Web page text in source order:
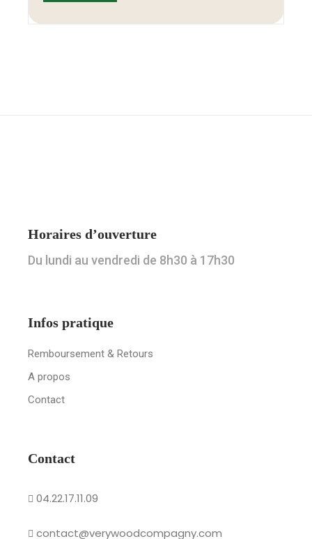
Horaires d’ouverture
Du lundi au vendredi de 8h30 à 17h30
Infos pratique
Remboursement & Retours
A propos
Contact
Contact
04.22.17.11.09
contact@verywoodcompagny.com